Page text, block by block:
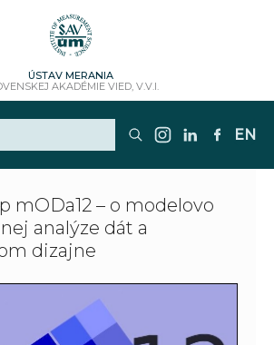
ÚSTAV MERANIA
AKADÉMIE VIED, V.V.I.
EN
mODa12 – o modelovo
analýze dát a
dizajne